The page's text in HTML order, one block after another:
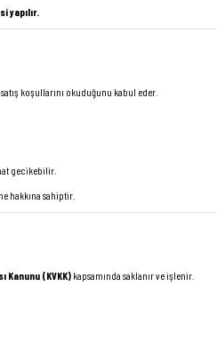
yapılır.
koşullarını okuduğunu kabul eder.
gecikebilir.
hakkına sahiptir.
Kanunu (KVKK) kapsamında saklanır ve işlenir.